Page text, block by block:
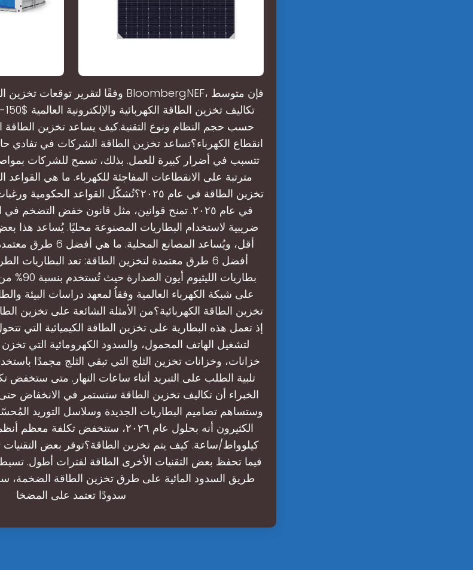
حسب حجم النظام ونوع التقنية.كيف يساعد تخزين
انقطاع الكهرباء؟تساعد تخزين الطاقة الشركات في تفادي
تتسبب في أضرار كبيرة للعمل. بذلك، تسمح للشركات
مترتبة على الانقطاعات المفاجئة للكهرباء. ما هي
تخزين الطاقة في عام ٢٠٢٥؟تُشكّل القواعد
في عام ٢٠٢٥. تمنح قوانين، مثل قانون خفض التضخم
ضريبية لاستخدام البطاريات المصنوعة محليًا. يُساعد هذا
أقل، ويُساعد المصانع
أفضل 6 طرق معتمدة لتخزين الطاقة: تعد البطاريات
بطاريات
على شبكة الكهرباء العالمية وفقاُ لمعهد دراسات البيئة
تخزين الطاقة الكهربائية؟من الأمثلة الشائعة على تخزين
إذ تعمل هذه البطارية على تخزين الطاقة الكيميائية التي
لتشغيل الهاتف المحمول، والسدود الكهرومائية التي
خزانات، وخزانات تخزين الثلج التي تبقي الثلج مجمدًا
تلبية الطلب على التبريد أثناء ساعات النهار. متى ستخفض
وستساهم تصاميم البطاريات الجديدة وسلاسل التوريد
الكثيرون أنه بحلول عام ٢٠٢٦، ستنخفض
كيلوواط/ساعة. كيف يتم تخزين الطاقة؟توفر بعض التقنيات
فيما تحفظ بعض التقنيات الأخرى الطاقة لفترات أطول.
طريق السدود المائية على طرق تخزين الطاقة الضخمة،
سدودًا تعتمد على المضخا